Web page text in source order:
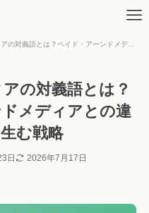
オウンドメディアの対義語とは？ペイド・アーンドメディアとの違いと相乗効果を生む戦略
の対義語とは？
メディアとの違
む戦略
日
2026年7月17日